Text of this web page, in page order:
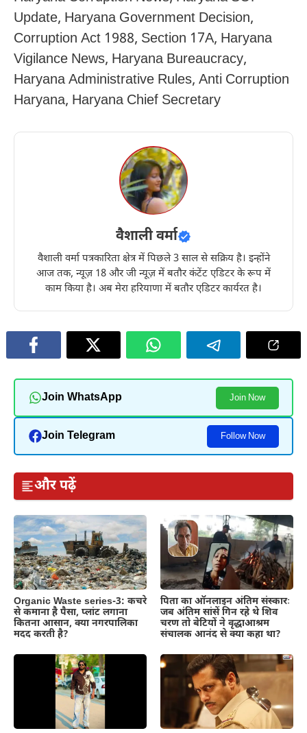
Update, Haryana Government Decision,
Corruption Act 1988, Section 17A, Haryana
Vigilance News, Haryana Bureaucracy,
Haryana Administrative Rules, Anti Corruption
Haryana, Haryana Chief Secretary
वैशाली वर्मा
वैशाली वर्मा पत्रकारिता क्षेत्र में पिछले 3 साल से सक्रिय है। इन्होंने
आज तक, न्यूज़ 18 और जी न्यूज़ में बतौर कंटेंट एडिटर के रूप में
काम किया है। अब मेरा हरियाणा में बतौर एडिटर कार्यरत है।
Join WhatsApp Join Now
Join Telegram Follow Now
और पढ़ें
Organic Waste series-3: कचरे
से कमाना है पैसा, प्लांट लगाना
कितना आसान, क्या नगरपालिका
मदद करती है?
पिता का ऑनलाइन अंतिम संस्कारः
जब अंतिम सांसें गिन रहे थे शिव
चरण तो बेटियों ने वृद्धाआश्रम
संचालक आनंद से क्या कहा था?